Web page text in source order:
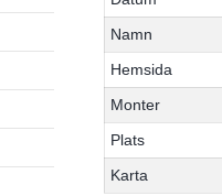
Namn
Hemsida
Monter
Plats
Karta